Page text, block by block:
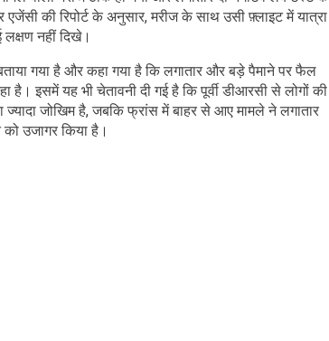
की रिपोर्ट के अनुसार, मरीज के साथ उसी फ़्लाइट में यात्रा
नहीं दिखे।
गया है और कहा गया है कि लगातार और बड़े पैमाने पर फैल
है। इसमें यह भी चेतावनी दी गई है कि पूर्वी डीआरसी से लोगों की
जोखिम है, जबकि फ्रांस में बाहर से आए मामले ने लगातार
को उजागर किया है।